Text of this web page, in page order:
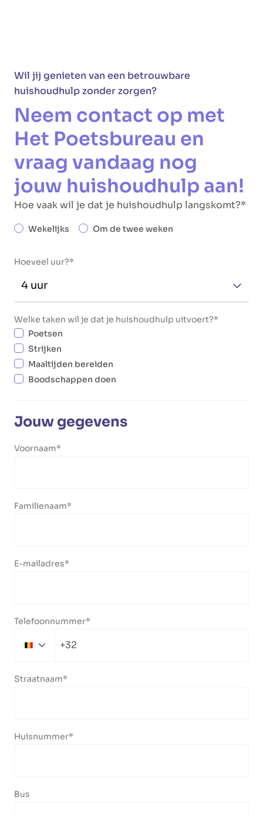
Wil jij genieten van een betrouwbare
huishoudhulp zonder zorgen?
Neem contact op met
Het Poetsbureau en
vraag vandaag nog
jouw huishoudhulp aan!
Hoe vaak wil je dat je huishoudhulp langskomt?
Wekelijks Om de twee weken
Hoeveel uur?
Welke taken wil je dat je huishoudhulp uitvoert?
Poetsen
Strijken
Maaltijden bereiden
Boodschappen doen
Jouw gegevens
Voornaam
Familienaam
E-mailadres
Telefoonnummer
Belgium+32
Straatnaam
Huisnummer
Bus